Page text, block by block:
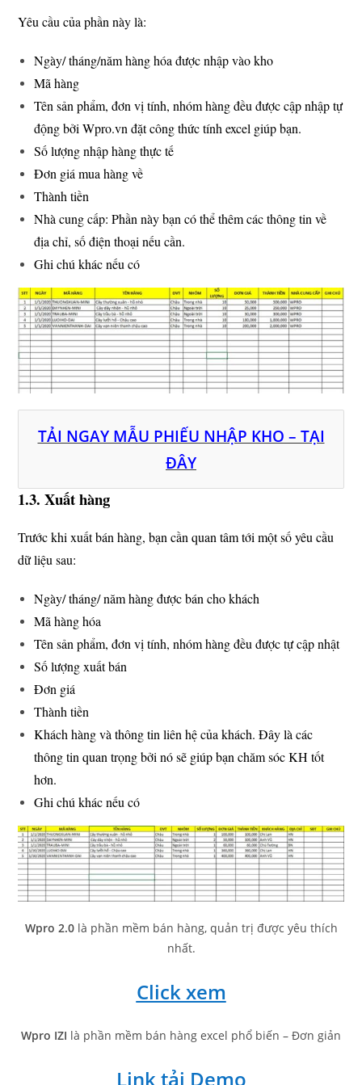
Yêu cầu của phần này là:
Ngày/ tháng/năm hàng hóa được nhập vào kho
Mã hàng
Tên sản phẩm, đơn vị tính, nhóm hàng đều được cập nhập tự
động bởi Wpro.vn đặt công thức tính excel giúp bạn.
Số lượng nhập hàng thực tế
Đơn giá mua hàng về
Thành tiền
Nhà cung cấp: Phần này bạn có thể thêm các thông tin về
địa chỉ, số điện thoại nếu cần.
Ghi chú khác nếu có
TẢI NGAY MẪU PHIẾU NHẬP KHO – TẠI
ĐÂY
1.3. Xuất hàng
Trước khi xuất bán hàng, bạn cần quan tâm tới một số yêu cầu
dữ liệu sau:
Ngày/ tháng/ năm hàng được bán cho khách
Mã hàng hóa
Tên sản phẩm, đơn vị tính, nhóm hàng đều được tự cập nhật
Số lượng xuất bán
Đơn giá
Thành tiền
Khách hàng và thông tin liên hệ của khách. Đây là các
thông tin quan trọng bởi nó sẽ giúp bạn chăm sóc KH tốt
hơn.
Ghi chú khác nếu có
Wpro 2.0là phần mềm bán hàng, quản trị được yêu thích
nhất.
Click xem
Wpro IZI là phần mềm bán hàng excel phổ biến – Đơn giản
Link tải Demo